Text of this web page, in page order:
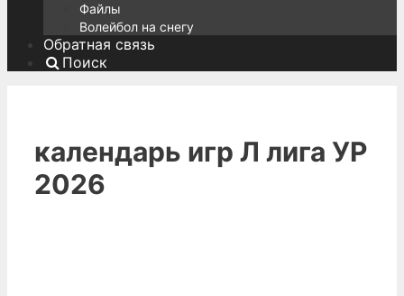
Файлы
Волейбол на снегу
Обратная связь
Поиск
календарь игр Л лига УР
2026